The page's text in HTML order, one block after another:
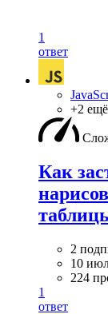
1
ответ
+2 ещё
Как
2
10
224
1
ответ